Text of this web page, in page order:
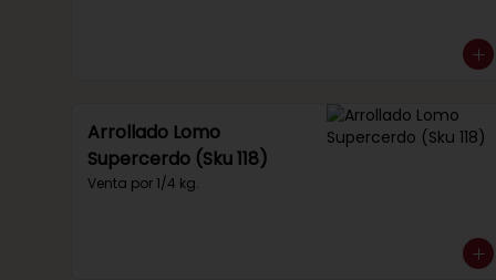
Arrollado Lomo
Supercerdo (Sku 118)
Venta por 1/4 kg.